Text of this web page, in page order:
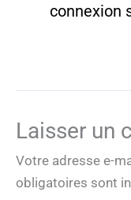
connexion
Laisser un
Votre adresse e-
obligatoires sont